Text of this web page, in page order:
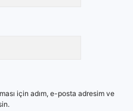
için adım, e-posta adresim ve